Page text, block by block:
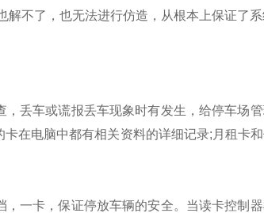
了，也无法进行仿造，从根本上保证了系
车或谎报丢车现象时有发生，给停车场
在电脑中都有相关资料的详细记录;月租卡
卡，保证停放车辆的安全。当读卡控制